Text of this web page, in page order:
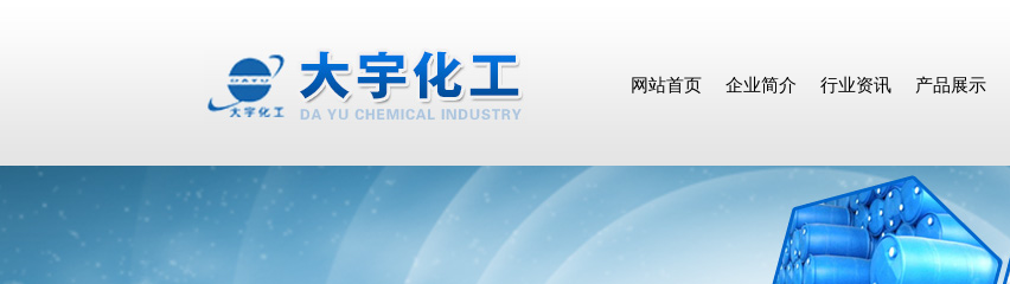
网站首页 企业简介 行业资讯 产品展示